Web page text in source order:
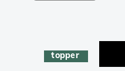
topper